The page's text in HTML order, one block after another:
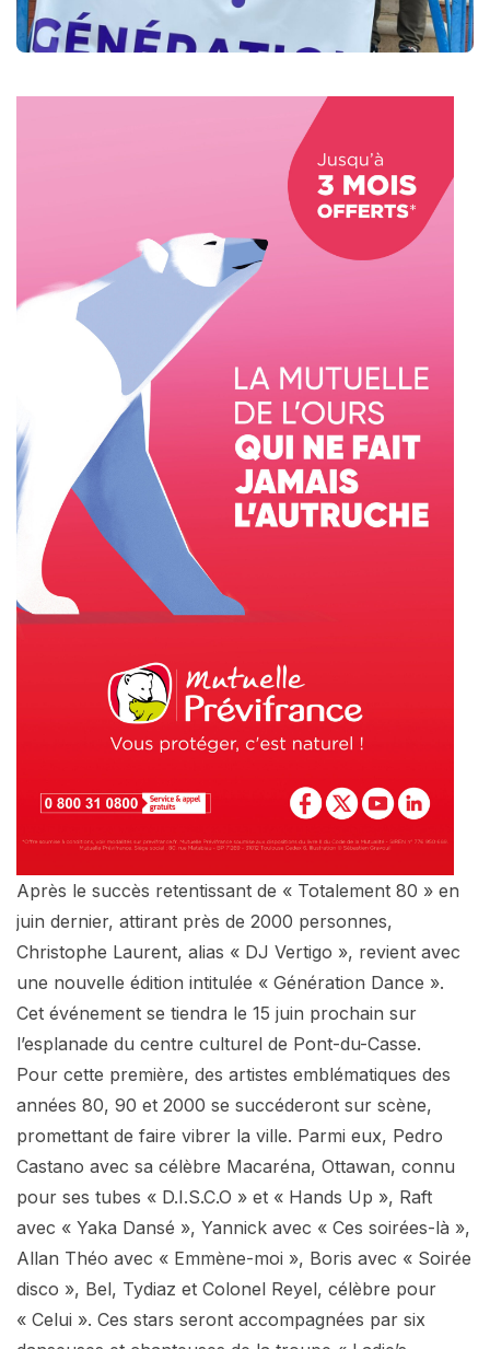
Après le succès retentissant de « Totalement 80 » en
juin dernier, attirant près de 2000 personnes,
Christophe Laurent, alias « DJ Vertigo », revient avec
une nouvelle édition intitulée « Génération Dance ».
Cet événement se tiendra le 15 juin prochain sur
l’esplanade du centre culturel de Pont-du-Casse.
Pour cette première, des artistes emblématiques des
années 80, 90 et 2000 se succéderont sur scène,
promettant de faire vibrer la ville. Parmi eux, Pedro
Castano avec sa célèbre Macaréna, Ottawan, connu
pour ses tubes « D.I.S.C.O » et « Hands Up », Raft
avec « Yaka Dansé », Yannick avec « Ces soirées-là »,
Allan Théo avec « Emmène-moi », Boris avec « Soirée
disco », Bel, Tydiaz et Colonel Reyel, célèbre pour
« Celui ». Ces stars seront accompagnées par six